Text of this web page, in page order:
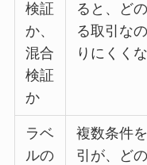
検証
か、
混合
検証
か
ると、ど
る取引な
りにくく
ラベ
ルの
複数条件
引が、ど